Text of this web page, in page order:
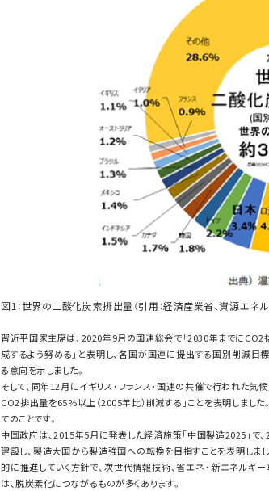
図1：世界の二酸化炭素排出量（引用：経済産業省、資源エネ
習近平国家主席は、2020年9月の国連総会で「2030年までにCO2
成するよう努める」と表明し、各国が国連に提出する国別削
る意向を示しました。
そして、同年12月にイギリス・フランス・国連の共催で行われた気
CO2排出量を65%以上（2005年比）削減する」ことを表明しま
てのことです。
中国政府は、2015年5月に発表した経済施策「中国製造2025」で
建設し、製造大国から製造強国への転換を目指すことを表明しま
的に推進していく方針で、次世代情報技術、省エネ・新エネルギ
は、脱炭素化につながるものが多くあります。